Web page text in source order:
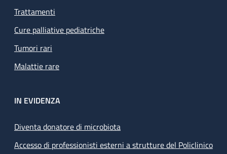
Trattamenti
Cure palliative pediatriche
Tumori rari
Malattie rare
IN EVIDENZA
Diventa donatore di microbiota
Accesso di professionisti esterni a strutture del Policlinico